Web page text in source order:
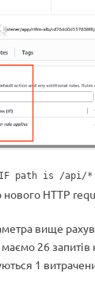
IF path is /api/*
HTTP
вище
26
1